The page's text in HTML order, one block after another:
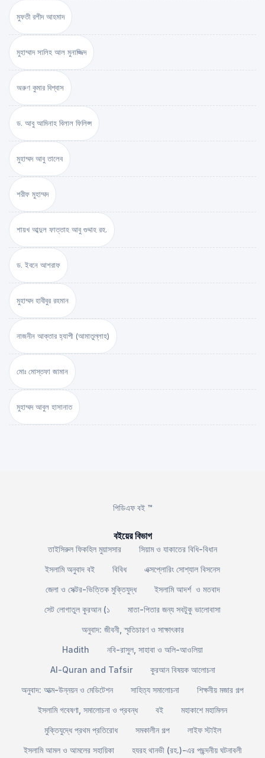
মুফতী রশীদ আহমাদ
মুহাম্মাদ সালিহ আল মুনাজ্জিদ
অরুণ কুমার বিশ্বাস
ড. আবু আমিনাহ বিলাল ফিলিপ্স
মুহাম্মদ আবু তালেব
শরীফ মুহাম্মদ
শায়খ আব্দুল ফাত্তাহ আবু গুদ্দাহ রহ.
ড. ইবনে আশরাফ
মুহাম্মদ হাবীবুর রহমান
নাজনীন আক্তার হ্যাপী (আমাতুল্লাহ)
মোঃ মোস্তফা জামান
মুহাম্মদ আবুল হাসানাত
পিডিএফ বই ™
বইয়ের বিভাগ
তাইসিরুল ফিকহিল মুয়াসসার
সিয়াম ও যাকাতের বিধি-বিধান
ইসলামি অনুবাদ বই
বিবিধ
এক্সপ্লোরিং সোশ্যাল বিসনেস
জেলা ও সেক্টর-ভিত্তিক মুক্তিযুদ্ধ
ইসলামি আদর্শ ও মতবাদ
সেট লোগাতুল কুরআন (১
মাতা-পিতার জন্য সবটুকু ভালোবাসা
অনুবাদ: জীবনী, স্মৃতিচারণ ও সাক্ষাৎকার
Hadith
নবি-রাসুল, সাহাবা ও অলি-আওলিয়া
Al-Quran and Tafsir
কুরআন বিষয়ক আলোচনা
অনুবাদ: আত্ম-উন্নয়ন ও মেডিটেশন
সাহিত্য সমালোচনা
শিক্ষনীয় মজার গল্প
ইসলামি গবেষণা, সমালোচনা ও প্রবন্ধ
বই
মহাকাশে মহামিলন
মুক্তিযুদ্ধে প্রথম প্রতিরোধ
সমকালীন গল্প
লাইফ স্টাইল
ইসলামি আমল ও আমলের সহায়িকা
হযরহ থানভী (রহ.)-এর পছন্দনীয় ঘটনাবলী